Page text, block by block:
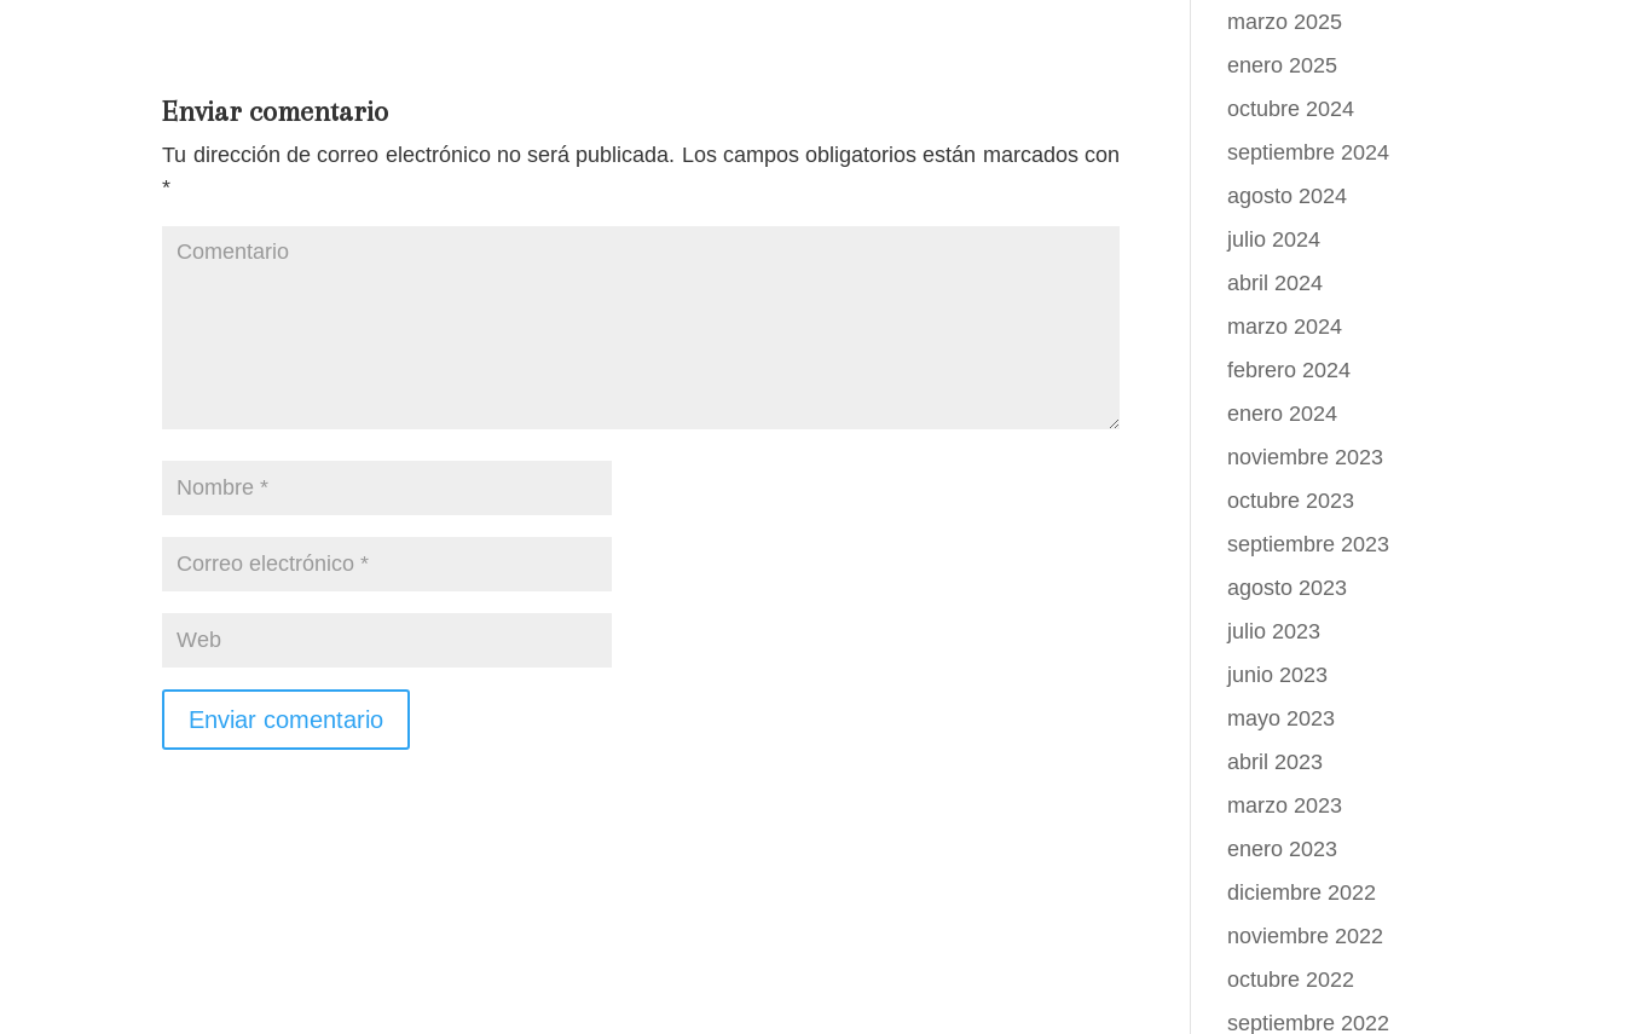
Enviar comentario
Tu dirección de correo electrónico no será publicada. Los campos obligatorios están marcados con
*
marzo 2025
enero 2025
octubre 2024
septiembre 2024
agosto 2024
julio 2024
abril 2024
marzo 2024
febrero 2024
enero 2024
noviembre 2023
octubre 2023
septiembre 2023
agosto 2023
julio 2023
junio 2023
mayo 2023
abril 2023
marzo 2023
enero 2023
diciembre 2022
noviembre 2022
octubre 2022
septiembre 2022